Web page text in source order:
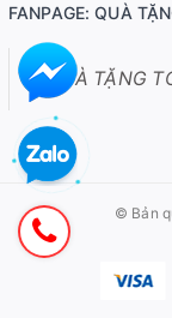
FANPAGE: QUÀ
QUÀ TẶNG
© Bản